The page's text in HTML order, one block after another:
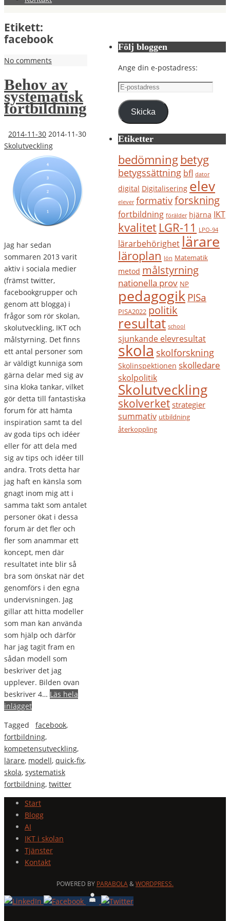
Etikett:
facebook
No comments
Behov av
systematisk
fortbildning
2014-11-30 2014-11-30
Skolutveckling
Jag har sedan
sommaren 2013 varit
aktiv i sociala medier
(främst twitter,
facebookgrupper och
genom att blogga) i
frågor som rör skolan,
skolutveckling, IKT och
målstyrning. Det finns
ett antal personer som
är väldigt kunniga som
gärna delar med sig av
sina kloka tankar, vilket
gör detta till fantastiska
forum för att hämta
inspiration samt ta del
av goda tips och idéer
eller för att dela med
sig av tips och idéer till
andra. Trots detta har
jag haft en känsla som
gnagt inom mig att i
samma takt som antalet
personer ökat i dessa
forum är det fler och
fler som anammar ett
koncept, men där
resultatet inte blir så
bra som önskat när det
genomförs i den egna
undervisningen. Jag
gillar att hitta modeller
som man kan använda
som hjälp och därför
har jag tagit fram en
sådan modell som
beskriver det jag
upplever. Bilden ovan
beskriver 4… Läs hela
inlägget
Tagged
facebook,
fortbildning,
kompetensutveckling,
lärare, modell, quick-fix,
skola, systematisk
fortbildning, twitter
Följ bloggen
Ange din e-postadress:
E-
postadress
Skicka
Etiketter
bedömningbetyg
betygssättning bfl dator
digital Digitalisering elev
elever formativforskning
fortbildning förälder hjärna IKT
kvalitet LGR-11 LPO-94
lärarbehörighet lärare
läroplan lön Matematik
metod målstyrning
nationella prov NP
pedagogikPISa
PISA2022 politik
resultat school
sjunkande elevresultat
skola skolforskning
Skolinspektionen skolledare
skolpolitik
Skolutveckling
skolverket strategier
summativ utbildning
återkoppling
Start
Blogg
AI
IKT i skolan
Tjänster
Kontakt
POWERED BY PARABOLA&WORDPRESS.